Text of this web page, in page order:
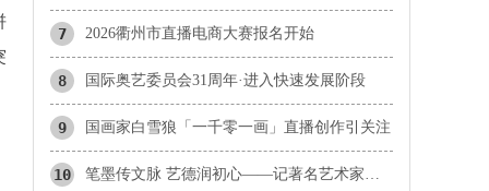
7 2026衢州市直播电商大赛报名开始
8 国际奥艺委员会31周年·进入快速发展阶段
9 国画家白雪狼「一千零一画」直播创作引关注
10 笔墨传文脉 艺德润初心——记著名艺术家、中国书法家协会顾问赵振斌